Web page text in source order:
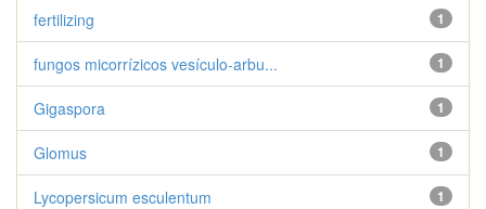
1
fertilizing
1
fungos micorrízicos vesículo-arbu...
1
Gigaspora
1
Glomus
1
Lycopersicum esculentum